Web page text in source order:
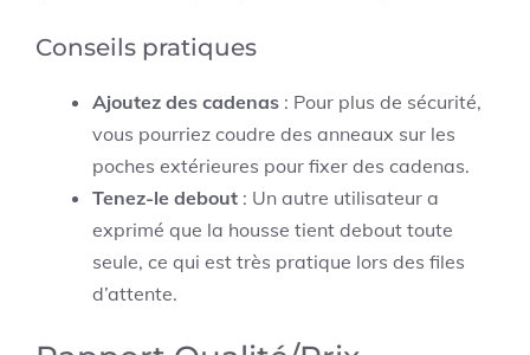
Conseils pratiques
Ajoutez des cadenas : Pour plus de sécurité,
vous pourriez coudre des anneaux sur les
poches extérieures pour fixer des cadenas.
Tenez-le debout : Un autre utilisateur a
exprimé que la housse tient debout toute
seule, ce qui est très pratique lors des files
d’attente.